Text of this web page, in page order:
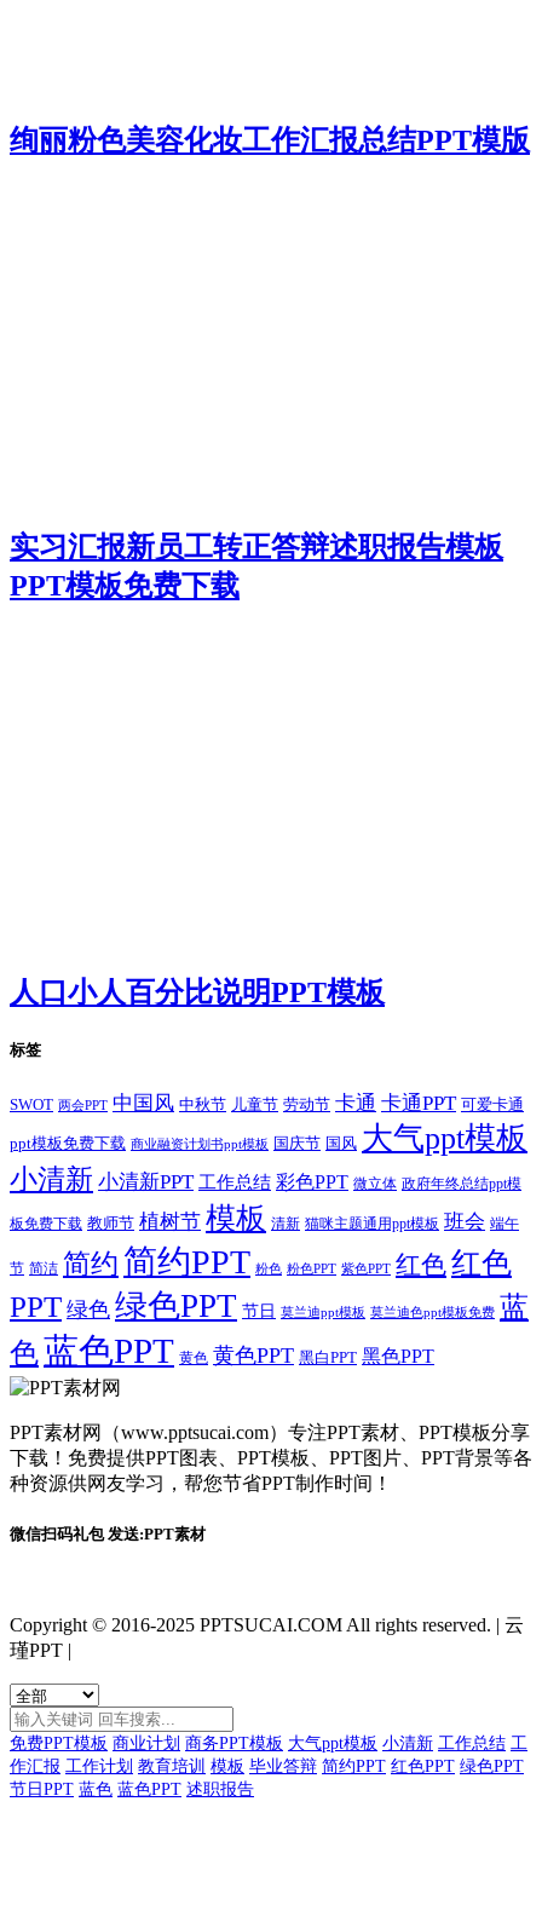
绚丽粉色美容化妆工作汇报总结PPT模版
实习汇报新员工转正答辩述职报告模板
PPT模板免费下载
人口小人百分比说明PPT模板
标签
SWOT 两会PPT 中国风 中秋节 儿童节 劳动节 卡通 卡通PPT 可爱卡通
ppt模板免费下载 商业融资计划书ppt模板 国庆节 国风 大气ppt模板
小清新 小清新PPT 工作总结 彩色PPT 微立体 政府年终总结ppt模
板免费下载 教师节 植树节 模板 清新 猫咪主题通用ppt模板 班会 端午
节 简洁 简约 简约PPT 粉色 粉色PPT 紫色PPT 红色红色
PPT 绿色 绿色PPT 节日 莫兰迪ppt模板 莫兰迪色ppt模板免费 蓝
色蓝色PPT 黄色 黄色PPT 黑白PPT 黑色PPT
PPT素材网（www.pptsucai.com）专注PPT素材、PPT模板分享
下载！免费提供PPT图表、PPT模板、PPT图片、PPT背景等各
种资源供网友学习，帮您节省PPT制作时间！
微信扫码礼包 发送:PPT素材
Copyright © 2016-2025 PPTSUCAI.COM All rights reserved. | 云
瑾PPT |
免费PPT模板 商业计划 商务PPT模板 大气ppt模板 小清新 工作总结 工
作汇报 工作计划 教育培训 模板 毕业答辩 简约PPT 红色PPT 绿色PPT
节日PPT 蓝色 蓝色PPT 述职报告